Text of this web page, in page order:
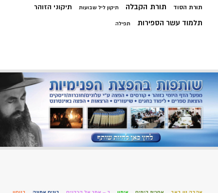
תורת הסוד תורת הקבלה תיקון ליל שבועות תיקוני הזוהר
תלמוד עשר הספירות תפילה